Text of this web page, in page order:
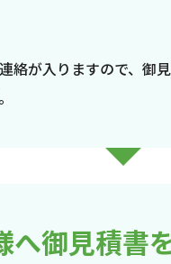
絡が入りますので、御
へ御見積書